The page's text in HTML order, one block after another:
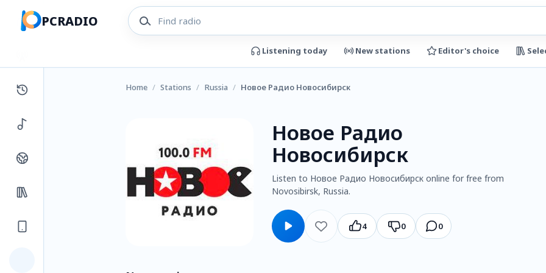
PCRADIO
Listening today New stations Editor's choice
Home / Stations / Russia / Новое Радио Новосибирск
Новое Радио
Новосибирск
Listen to Новое Радио Новосибирск online for free from
Novosibirsk, Russia.
4 0 0